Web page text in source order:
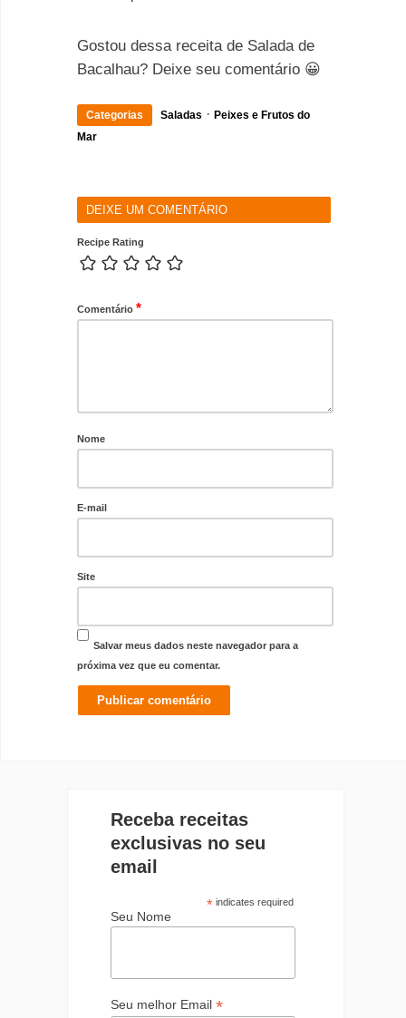
Gostou dessa receita de Salada de
Bacalhau? Deixe seu comentário 😀
Categorias Saladas · Peixes e Frutos do
Mar
DEIXE UM COMENTÁRIO
Recipe Rating
Comentário *
Nome
E-mail
Site
Salvar meus dados neste navegador para a
próxima vez que eu comentar.
Receba receitas
exclusivas no seu
email
*indicates required
Seu Nome
Seu melhor Email *